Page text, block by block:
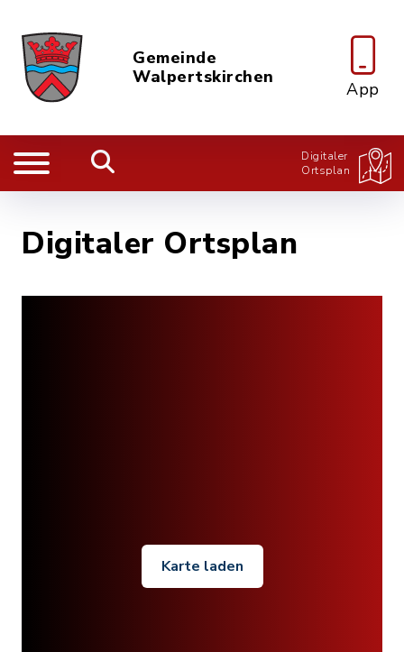
Gemeinde
Walpertskirchen
App
Digitaler
Ortsplan
Digitaler Ortsplan
Karte laden